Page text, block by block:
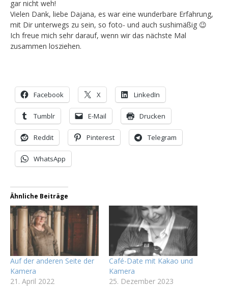
gar nicht weh!
Vielen Dank, liebe Dajana, es war eine wunderbare Erfahrung,
mit Dir unterwegs zu sein, so foto- und auch sushimäßig 😉
Ich freue mich sehr darauf, wenn wir das nächste Mal
zusammen losziehen.
Facebook X LinkedIn
Tumblr E-Mail Drucken
Reddit Pinterest Telegram
WhatsApp
Ähnliche Beiträge
Auf der anderen Seite der
Kamera
21. April 2022
Café-Date mit Kakao und
Kamera
25. Dezember 2023